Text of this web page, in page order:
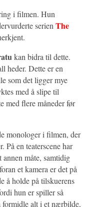
i filmen. Hun
serienThe
kan bidra til dette.
heder. Dette er en
som det ligger mye
med å slipe til
med flere måneder før
monologer i filmen, der
På en teaterscene har
måte, samtidig
et kamera er det på
å holde på tilskuerens
hun er spiller så
formidle alt i et nærbilde,